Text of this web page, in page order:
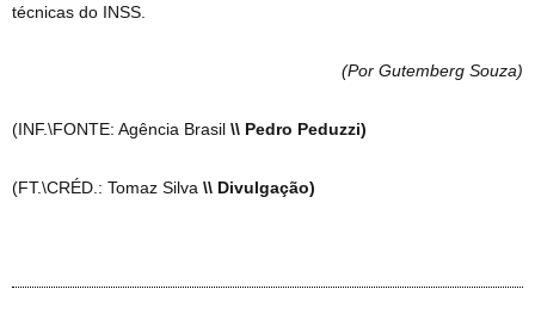
técnicas do INSS.
(Por Gutemberg Souza)
(INF.\FONTE: Agência Brasil \\ Pedro Peduzzi)
(FT.\CRÉD.: Tomaz Silva \\ Divulgação)